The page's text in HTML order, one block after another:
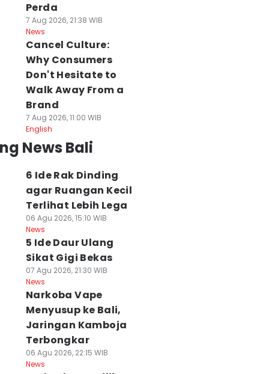
Perda
7 Aug 2026, 21:38 WIB
News
Cancel Culture:
Why Consumers
Don't Hesitate to
Walk Away From a
Brand
7 Aug 2026, 11:00 WIB
English
News Bali
6 Ide Rak Dinding
agar Ruangan Kecil
Terlihat Lebih Lega
06 Agu 2026, 15:10 WIB
News
5 Ide Daur Ulang
Sikat Gigi Bekas
07 Agu 2026, 21:30 WIB
News
Narkoba Vape
Menyusup ke Bali,
Jaringan Kamboja
Terbongkar
06 Agu 2026, 22:15 WIB
News